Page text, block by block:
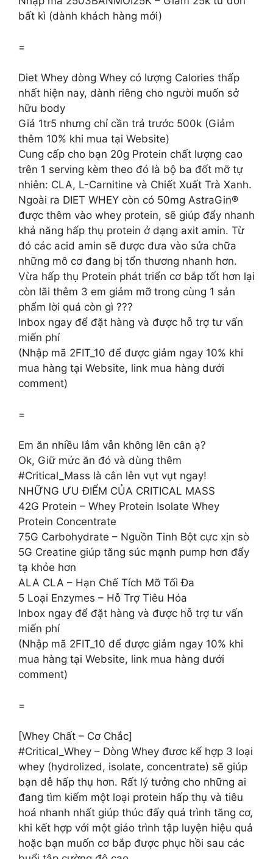
bất kì (dành khách hàng mới)
=
Diet Whey dòng Whey có lượng Calories thấp
nhất hiện nay, dành riêng cho người muốn sở
hữu body
Giá 1tr5 nhưng chỉ cần trả trước 500k (Giảm
thêm 10% khi mua tại Website)
Cung cấp cho bạn 20g Protein chất lượng cao
trên 1 serving kèm theo đó là bộ ba đốt mỡ tự
nhiên: CLA, L-Carnitine và Chiết Xuất Trà Xanh.
Ngoài ra DIET WHEY còn có 50mg AstraGin®
được thêm vào whey protein, sẽ giúp đẩy nhanh
khả năng hấp thụ protein ở dạng axit amin. Từ
đó các acid amin sẽ được đưa vào sửa chữa
những mô cơ đang bị tổn thương nhanh hơn.
Vừa hấp thụ Protein phát triển cơ bắp tốt hơn lại
còn lãi thêm 3 em giảm mỡ trong cùng 1 sản
phẩm lời quá còn gì ???
Inbox ngay để đặt hàng và được hỗ trợ tư vấn
miến phí
(Nhập mã 2FIT_10 để được giảm ngay 10% khi
mua hàng tại Website, link mua hàng dưới
comment)
=
Em ăn nhiều lắm vẫn không lên cân ạ?
Ok, Giữ mức ăn đó và dùng thêm
#Critical_Mass là cân lên vụt vụt ngay!
NHỮNG ƯU ĐIỂM CỦA CRITICAL MASS
42G Protein – Whey Protein Isolate Whey
Protein Concentrate
75G Carbohydrate – Nguồn Tinh Bột cực xịn sò
5G Creatine giúp tăng súc mạnh pump hơn đẩy
tạ khỏe hơn
ALA CLA – Hạn Chế Tích Mỡ Tối Đa
5 Loại Enzymes – Hỗ Trợ Tiêu Hóa
Inbox ngay để đặt hàng và được hỗ trợ tư vấn
miến phí
(Nhập mã 2FIT_10 để được giảm ngay 10% khi
mua hàng tại Website, link mua hàng dưới
comment)
=
[Whey Chất – Cơ Chắc]
#Critical_Whey – Dòng Whey đươc kế hợp 3 loại
whey (hydrolized, isolate, concentrate) sẽ giúp
bạn dễ hấp thụ hơn. Rất lý tưởng cho những ai
đang tìm kiếm một loại protein hấp thụ và tiêu
hoá nhanh nhất giúp thúc đấy quá trình tăng cơ,
khi kết hợp với một giáo trình tập luyện hiệu quả
hoặc bạn muốn cơ bắp được phục hồi sau các